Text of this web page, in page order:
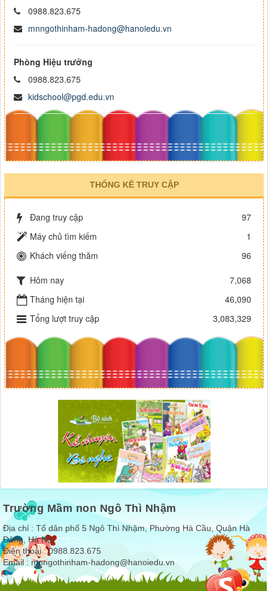
0988.823.675
mnngothinham-hadong@hanoiedu.vn
Phòng Hiệu trưởng
0988.823.675
kidschool@pgd.edu.vn
THỐNG KÊ TRUY CẬP
Đang truy cập
97
Máy chủ tìm kiếm
1
Khách viếng thăm
96
Hôm nay
7,068
Tháng hiện tại
46,090
Tổng lượt truy cập
3,083,329
Trường Mầm non Ngô Thì Nhậm
Địa chỉ : Tổ dân phố 5 Ngô Thì Nhậm, Phường Hà Cầu, Quận Hà
Đông, Hà Nội
Điện thoại : 0988.823.675
Email : mnngothinham-hadong@hanoiedu.vn